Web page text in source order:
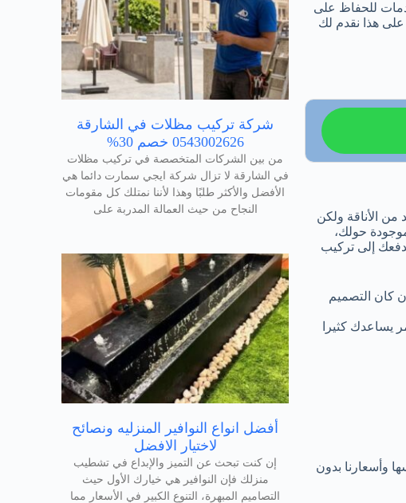
شركة تركيب مظلات في الشارقة
0543002626 خصم 30%
من بين الشركات المتخصصة في تركيب مظلات
في الشارقة لا تزال شركة ايجي سمارت دائما هي
الأفضل والأكثر طلبًا وهذا لأننا نمتلك كل مقومات
النجاح من حيث العمالة المدربة على
أفضل انواع النوافير المنزليه ونصائح
لاختيار الافضل
إن كنت تبحث عن التميز والإبداع في تشطيب
منزلك فإن النوافير هي خيارك الأول حيث
التصاميم المبهرة، التنوع الكبير في الأسعار مما
للحفاظ على
على هذا نقدم لك
الأناقة ولكن
حولك،
إلى تركيب
كان التصميم
يساعدك كثيرا
وأسعارنا بدون